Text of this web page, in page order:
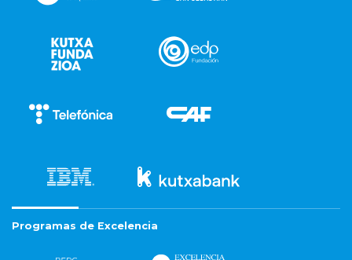
Programas de Excelencia